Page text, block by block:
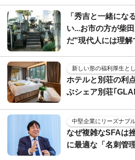
「秀吉と一緒にな
い...お市の方が柴
だ"現代人には理
新しい形の福利厚生と
ホテルと別荘の利
ぶシェア別荘｢
中堅企業にリーズナブ
なぜ複雑なSFAは
に最適な「名刺管